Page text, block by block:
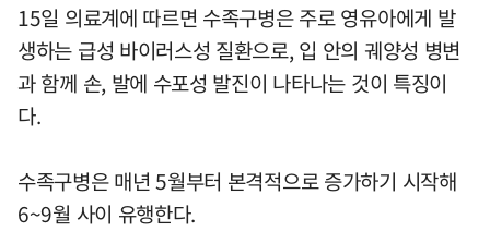
15일 의료계에 따르면 수족구병은 주로 영유아에게 발
생하는 급성 바이러스성 질환으로, 입 안의 궤양성 병변
과 함께 손, 발에 수포성 발진이 나타나는 것이 특징이
다.
수족구병은 매년 5월부터 본격적으로 증가하기 시작해
6~9월 사이 유행한다.